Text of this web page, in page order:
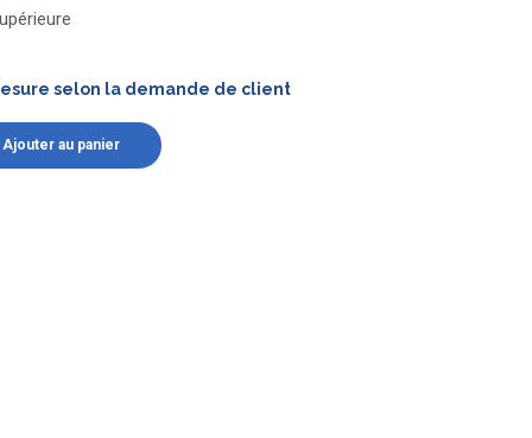
selon la demande de client
Ajouter au panier